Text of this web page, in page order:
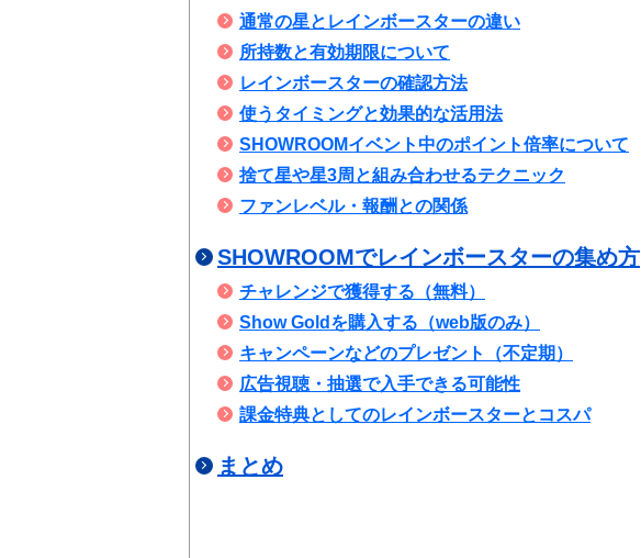
通常の星とレインボースターの違い
所持数と有効期限について
レインボースターの確認方法
使うタイミングと効果的な活用法
SHOWROOMイベント中のポイント倍率について
捨て星や星3周と組み合わせるテクニック
ファンレベル・報酬との関係
SHOWROOMでレインボースターの集め方
チャレンジで獲得する（無料）
Show Goldを購入する（web版のみ）
キャンペーンなどのプレゼント（不定期）
広告視聴・抽選で入手できる可能性
課金特典としてのレインボースターとコスパ
まとめ